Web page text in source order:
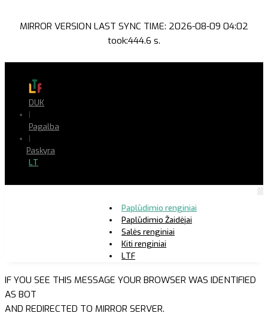
MIRROR VERSION LAST SYNC TIME: 2026-08-09 04:02
took:444.6 s.
DUK
|
Pagalba
|
Paskyra
LT
Paplūdimio renginiai
Paplūdimio Žaidėjai
Salės renginiai
Kiti renginiai
LTF
IF YOU SEE THIS MESSAGE YOUR BROWSER WAS IDENTIFIED
AS BOT
AND REDIRECTED TO MIRROR SERVER.